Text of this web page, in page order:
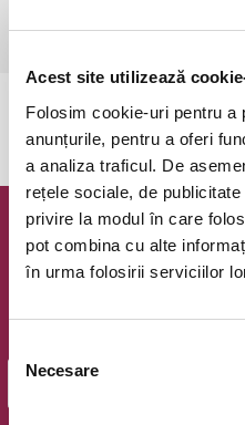
Acest site utilizează
Folosim cookie-uri pentru a
anunțurile, pentru a oferi
a analiza traficul. De
rețele sociale, de
privire la modul în care
pot combina cu alte
în urma folosirii serviciilor
consimțământului
Necesare
Din respect pentru actori si public
cu cel putin 30 de minute inainte